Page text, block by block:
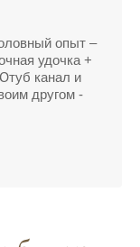
и прогнозу
днем.
всегда могу
опыт –
удочка +
канал и
другом -